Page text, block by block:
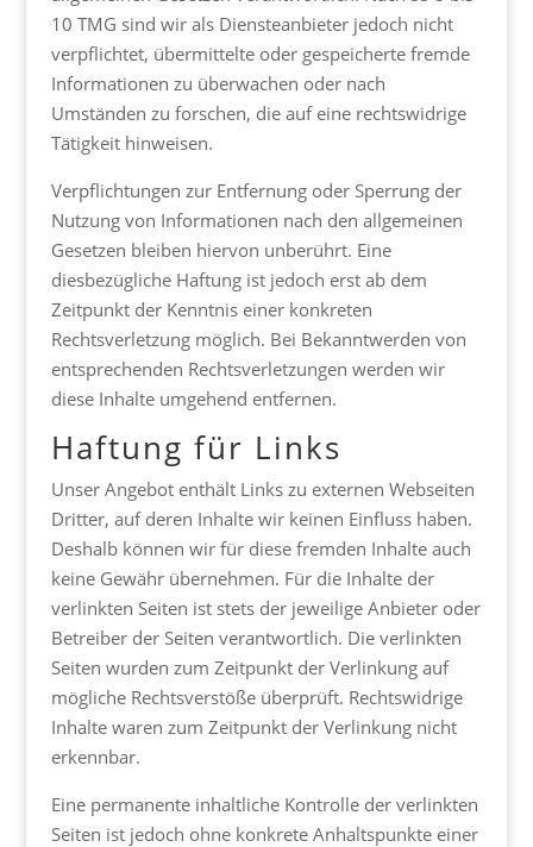
10 TMG sind wir als Diensteanbieter jedoch nicht
verpflichtet, übermittelte oder gespeicherte fremde
Informationen zu überwachen oder nach
Umständen zu forschen, die auf eine rechtswidrige
Tätigkeit hinweisen.
Verpflichtungen zur Entfernung oder Sperrung der
Nutzung von Informationen nach den allgemeinen
Gesetzen bleiben hiervon unberührt. Eine
diesbezügliche Haftung ist jedoch erst ab dem
Zeitpunkt der Kenntnis einer konkreten
Rechtsverletzung möglich. Bei Bekanntwerden von
entsprechenden Rechtsverletzungen werden wir
diese Inhalte umgehend entfernen.
Haftung für Links
Unser Angebot enthält Links zu externen Webseiten
Dritter, auf deren Inhalte wir keinen Einfluss haben.
Deshalb können wir für diese fremden Inhalte auch
keine Gewähr übernehmen. Für die Inhalte der
verlinkten Seiten ist stets der jeweilige Anbieter oder
Betreiber der Seiten verantwortlich. Die verlinkten
Seiten wurden zum Zeitpunkt der Verlinkung auf
mögliche Rechtsverstöße überprüft. Rechtswidrige
Inhalte waren zum Zeitpunkt der Verlinkung nicht
erkennbar.
Eine permanente inhaltliche Kontrolle der verlinkten
Seiten ist jedoch ohne konkrete Anhaltspunkte einer